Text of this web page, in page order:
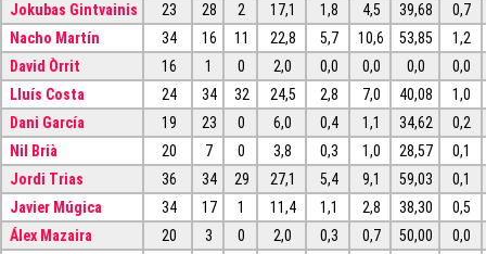
Jokubas Gintvainis
23 28 2 17,1 1,8 4,5 39,68
0,7
Nacho Martín
34 16 11 22,8 5,7 10,6 53,85
1,2
David Òrrit
16 1 0 2,0 0,0 0,0 0,0
0,0
Lluís Costa
24 34 32 24,5 2,8 7,0 40,08
1,0
Dani García
19 23 0 6,0 0,4 1,1 34,62
0,2
Nil Brià
20 7 0 3,8 0,3 1,0 28,57
0,1
Jordi Trias
36 34 29 27,1 5,4 9,1 59,03
0,1
Javier Múgica
34 17 1 11,4 1,1 2,8 38,30
0,5
Álex Mazaira
20 3 0 2,0 0,3 0,7 50,00
0,0